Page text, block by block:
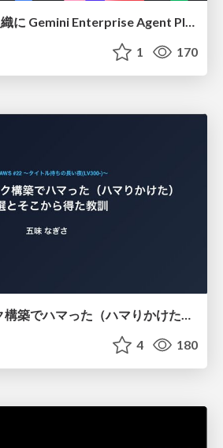
AI ネイティブな組織に Gemini Enterprise Agent Platform がなぜ必要なのか
1 170
AWS ネットワーク構築でハマった（ハマりかけた） 5選とそこから得た教訓
4 180